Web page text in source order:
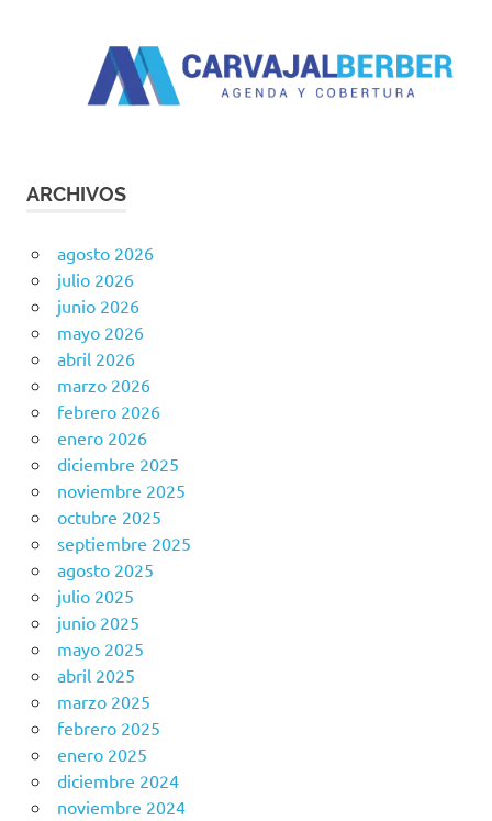
ARCHIVOS
agosto 2026
julio 2026
junio 2026
mayo 2026
abril 2026
marzo 2026
febrero 2026
enero 2026
diciembre 2025
noviembre 2025
octubre 2025
septiembre 2025
agosto 2025
julio 2025
junio 2025
mayo 2025
abril 2025
marzo 2025
febrero 2025
enero 2025
diciembre 2024
noviembre 2024